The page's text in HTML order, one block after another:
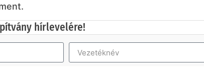
hírlevelére!